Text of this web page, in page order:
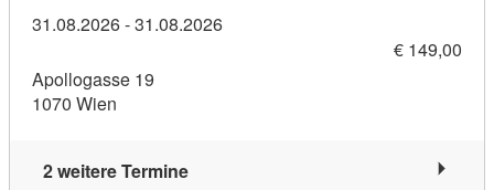
31.08.2026 - 31.08.2026
€ 149,00
Apollogasse 19
1070 Wien
2 weitere Termine